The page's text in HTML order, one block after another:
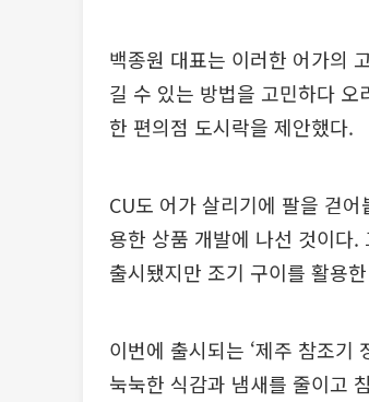
백종원 대표는 이러한 어가의
길 수 있는 방법을 고민하다
한 편의점 도시락을 제안했다.
CU도 어가 살리기에 팔을 걷
용한 상품 개발에 나선 것이다
출시됐지만 조기 구이를 활용
이번에 출시되는 ‘제주 참조기
눅눅한 식감과 냄새를 줄이고